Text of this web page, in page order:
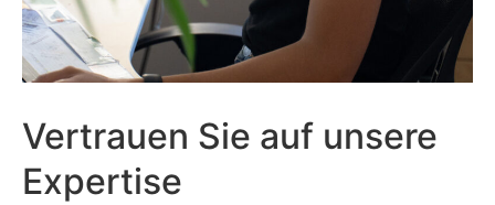
Vertrauen Sie auf unsere
Expertise